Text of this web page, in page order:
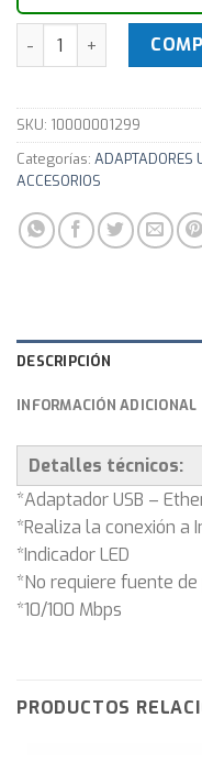
Adaptador Usb 2.0
SKU: 10000001299
Categorías: ADAPTADORES
ACCESORIOS
DESCRIPCIÓN
INFORMACIÓN ADICIONAL
Detalles técnicos:
*Adaptador USB –
*Realiza la conexión a
*Indicador LED
*No requiere fuente
*10/100 Mbps
PRODUCTOS